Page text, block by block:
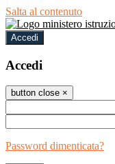
Salta al contenuto
Accedi
Accedi
button close ×
Password dimenticata?